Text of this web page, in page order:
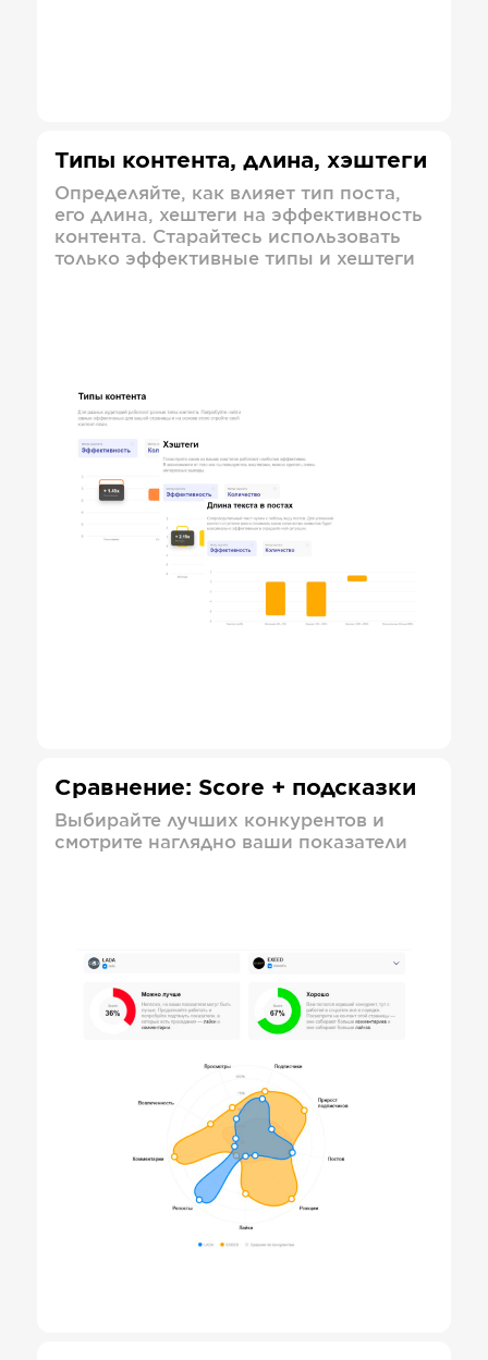
Типы контента, длина, хэштеги
Определяйте, как влияет тип поста,
его длина, хештеги на эффективность
контента. Старайтесь использовать
только эффективные типы и хештеги
Сравнение: Score + подсказки
Выбирайте лучших конкурентов и
смотрите наглядно ваши показатели